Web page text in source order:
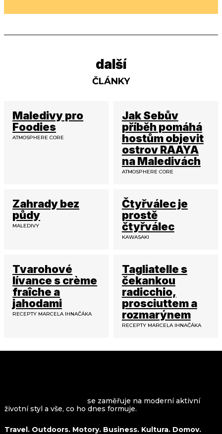
další
ČLÁNKY
Maledivy pro
Foodies
ATMOSPHERE CORE
Jak Sebův
příběh pomáhá
hostům objevit
ostrov RAAYA
na Maledivách
ATMOSPHERE CORE
Zahrady bez
půdy
MALEDIVY
Čtyřválec je
prostě
čtyřválec
KAWASAKI
Tvarohové
lívance s crème
fraîche a
jahodami
RECEPTY MARCELA IHNAČÁKA
Tagliatelle s
čekankou
radicchio,
prosciuttem a
rozmarýnem
RECEPTY MARCELA IHNAČÁKA
se zaměřuje na moderní aktivní
životní styl a vše, co ho dnes formuje.
Travel. Outdoors. Motory. Business. Kultura. Domov.